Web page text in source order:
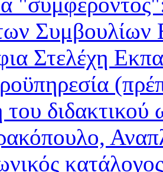
Συμβουλίων
Στελέχη
του